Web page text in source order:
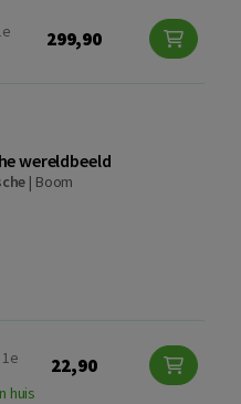
299,90
wereldbeeld
| Boom
huis
22,90